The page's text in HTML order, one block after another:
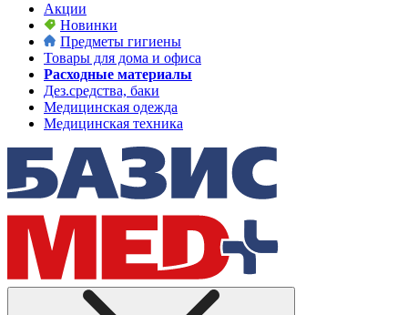
Акции
Новинки
Предметы гигиены
Товары для дома и офиса
Расходные материалы
Дез.средства, баки
Медицинская одежда
Медицинская техника